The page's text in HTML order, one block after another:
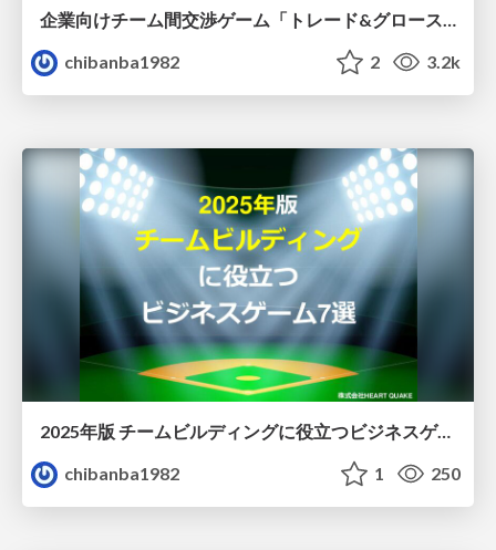
chibanba1982
2 3.2k
2025年版 チームビルディングに役立つビジネスゲーム7選
chibanba1982
1 250